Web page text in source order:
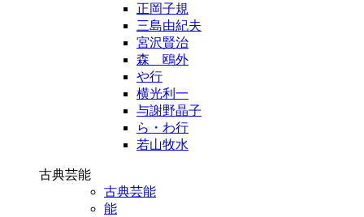
正岡子規
三島由紀夫
宮沢賢治
森 鴎外
や行
横光利一
与謝野晶子
ら・わ行
若山牧水
古典芸能
古典芸能
能